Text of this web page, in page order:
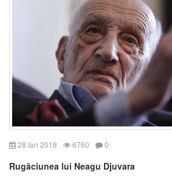
28 Ian 2018 6760 0
Rugăciunea lui Neagu Djuvara